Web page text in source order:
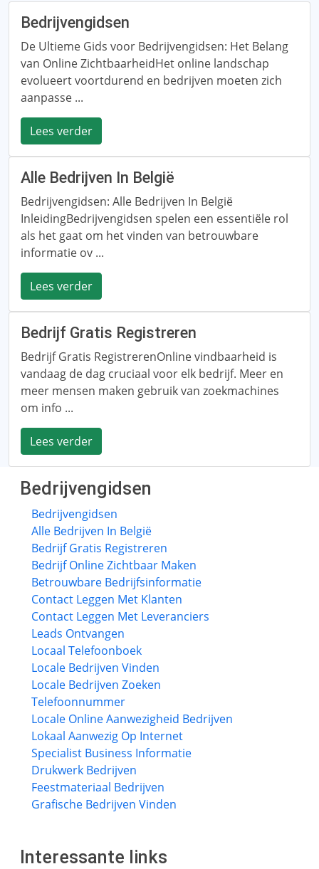
Bedrijvengidsen
De Ultieme Gids voor Bedrijvengidsen: Het Belang
van Online ZichtbaarheidHet online landschap
evolueert voortdurend en bedrijven moeten zich
aanpasse ...
Lees verder
Alle Bedrijven In België
Bedrijvengidsen: Alle Bedrijven In België
InleidingBedrijvengidsen spelen een essentiële rol
als het gaat om het vinden van betrouwbare
informatie ov ...
Lees verder
Bedrijf Gratis Registreren
Bedrijf Gratis RegistrerenOnline vindbaarheid is
vandaag de dag cruciaal voor elk bedrijf. Meer en
meer mensen maken gebruik van zoekmachines
om info ...
Lees verder
Bedrijvengidsen
Bedrijvengidsen
Alle Bedrijven In België
Bedrijf Gratis Registreren
Bedrijf Online Zichtbaar Maken
Betrouwbare Bedrijfsinformatie
Contact Leggen Met Klanten
Contact Leggen Met Leveranciers
Leads Ontvangen
Locaal Telefoonboek
Locale Bedrijven Vinden
Locale Bedrijven Zoeken
Telefoonnummer
Locale Online Aanwezigheid Bedrijven
Lokaal Aanwezig Op Internet
Specialist Business Informatie
Drukwerk Bedrijven
Feestmateriaal Bedrijven
Grafische Bedrijven Vinden
Interessante links